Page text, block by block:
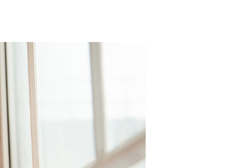
ÜBERSICHT
ZAHLEN & FAKTEN
FOTOGALERIE
WEITERE INFORMATIONEN